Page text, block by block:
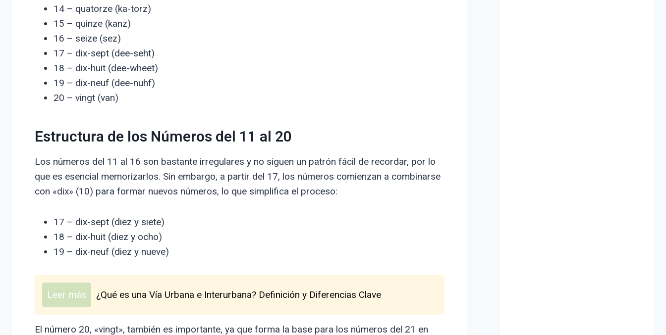
14 – quatorze (ka-torz)
15 – quinze (kanz)
16 – seize (sez)
17 – dix-sept (dee-seht)
18 – dix-huit (dee-wheet)
19 – dix-neuf (dee-nuhf)
20 – vingt (van)
Estructura de los Números del 11 al 20
Los números del 11 al 16 son bastante irregulares y no siguen un patrón fácil de recordar, por lo
que es esencial memorizarlos. Sin embargo, a partir del 17, los números comienzan a combinarse
con «dix» (10) para formar nuevos números, lo que simplifica el proceso:
17 – dix-sept (diez y siete)
18 – dix-huit (diez y ocho)
19 – dix-neuf (diez y nueve)
Leer más ¿Qué es una Vía Urbana e Interurbana? Definición y Diferencias Clave
El número 20, «vingt», también es importante, ya que forma la base para los números del 21 en